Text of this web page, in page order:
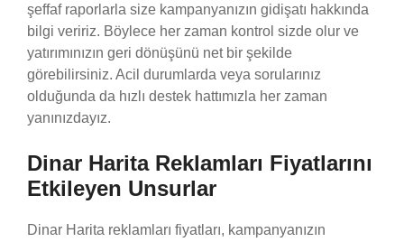
şeffaf raporlarla size kampanyanızın gidişatı hakkında
bilgi veririz. Böylece her zaman kontrol sizde olur ve
yatırımınızın geri dönüşünü net bir şekilde
görebilirsiniz. Acil durumlarda veya sorularınız
olduğunda da hızlı destek hattımızla her zaman
yanınızdayız.
Dinar Harita Reklamları Fiyatlarını
Etkileyen Unsurlar
Dinar Harita reklamları fiyatları, kampanyanızın